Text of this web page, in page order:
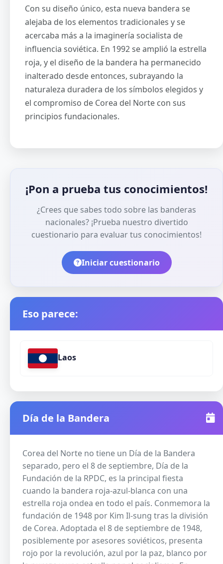
Con su diseño único, esta nueva bandera se
alejaba de los elementos tradicionales y se
acercaba más a la imaginería socialista de
influencia soviética. En 1992 se amplió la estrella
roja, y el diseño de la bandera ha permanecido
inalterado desde entonces, subrayando la
naturaleza duradera de los símbolos elegidos y
el compromiso de Corea del Norte con sus
principios fundacionales.
¡Pon a prueba tus conocimientos!
¿Crees que sabes todo sobre las banderas
nacionales? ¡Prueba nuestro divertido
cuestionario para evaluar tus conocimientos!
Iniciar cuestionario
Eso parece:
Laos
Día de la Bandera
Corea del Norte no tiene un Día de la Bandera
separado, pero el 8 de septiembre, Día de la
Fundación de la RPDC, es la principal fiesta
cuando la bandera roja-azul-blanca con una
estrella roja ondea en todo el país. Conmemora la
fundación de 1948 por Kim Il-sung tras la división
de Corea. Adoptada el 8 de septiembre de 1948,
posiblemente por asesores soviéticos, presenta
rojo por la revolución, azul por la paz, blanco por